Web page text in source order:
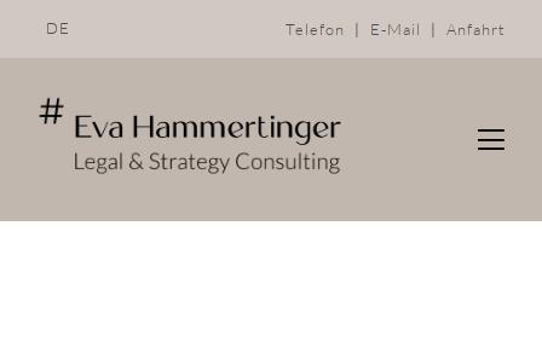
content
DE Telefon | E-Mail |Anfahrt